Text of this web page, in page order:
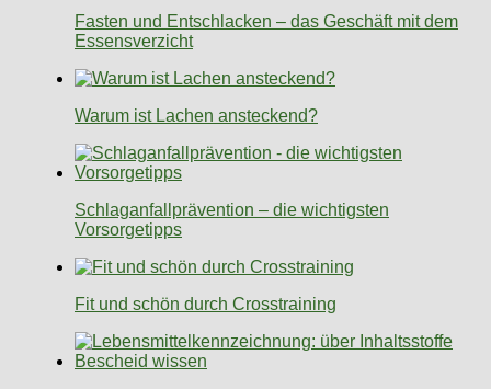
Fasten und Entschlacken – das Geschäft mit dem
Essensverzicht
Warum ist Lachen ansteckend?
Schlaganfallprävention – die wichtigsten
Vorsorgetipps
Fit und schön durch Crosstraining